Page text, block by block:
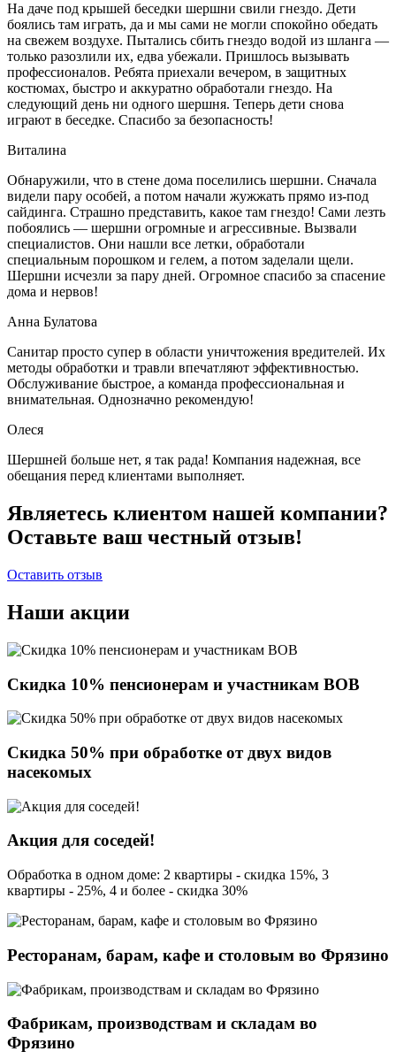
На даче под крышей беседки шершни свили гнездо. Дети
боялись там играть, да и мы сами не могли спокойно обедать
на свежем воздухе. Пытались сбить гнездо водой из шланга —
только разозлили их, едва убежали. Пришлось вызывать
профессионалов. Ребята приехали вечером, в защитных
костюмах, быстро и аккуратно обработали гнездо. На
следующий день ни одного шершня. Теперь дети снова
играют в беседке. Спасибо за безопасность!
Виталина
Обнаружили, что в стене дома поселились шершни. Сначала
видели пару особей, а потом начали жужжать прямо из-под
сайдинга. Страшно представить, какое там гнездо! Сами лезть
побоялись — шершни огромные и агрессивные. Вызвали
специалистов. Они нашли все летки, обработали
специальным порошком и гелем, а потом заделали щели.
Шершни исчезли за пару дней. Огромное спасибо за спасение
дома и нервов!
Анна Булатова
Санитар просто супер в области уничтожения вредителей. Их
методы обработки и травли впечатляют эффективностью.
Обслуживание быстрое, а команда профессиональная и
внимательная. Однозначно рекомендую!
Олеся
Шершней больше нет, я так рада! Компания надежная, все
обещания перед клиентами выполняет.
Являетесь клиентом нашей компании?
Оставьте ваш честный отзыв!
Оставить отзыв
Наши акции
Скидка 10% пенсионерам и участникам ВОВ
Скидка 50% при обработке от двух видов
насекомых
Акция для соседей!
Обработка в одном доме: 2 квартиры - скидка 15%, 3
квартиры - 25%, 4 и более - скидка 30%
Ресторанам, барам, кафе и столовым во Фрязино
Фабрикам, производствам и складам во
Фрязино